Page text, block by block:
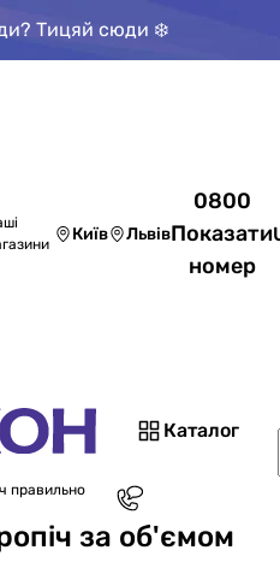
Тицяй сюди ❄️
Київ Львів
0800
Показати
номер
Каталог
правильно
за об'ємом